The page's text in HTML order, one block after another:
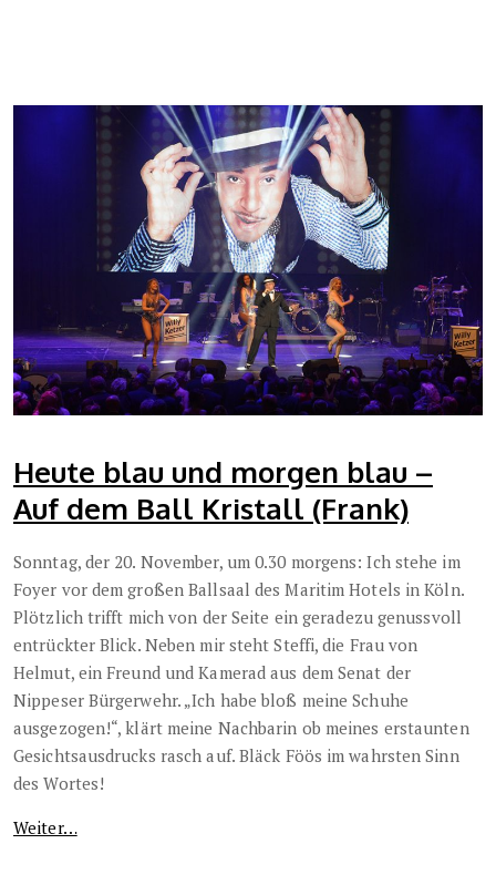
Heute blau und morgen blau –
Auf dem Ball Kristall (Frank)
Sonntag, der 20. November, um 0.30 morgens: Ich stehe im
Foyer vor dem großen Ballsaal des Maritim Hotels in Köln.
Plötzlich trifft mich von der Seite ein geradezu genussvoll
entrückter Blick. Neben mir steht Steffi, die Frau von
Helmut, ein Freund und Kamerad aus dem Senat der
Nippeser Bürgerwehr. „Ich habe bloß meine Schuhe
ausgezogen!“, klärt meine Nachbarin ob meines erstaunten
Gesichtsausdrucks rasch auf. Bläck Föös im wahrsten Sinn
des Wortes!
Weiter…